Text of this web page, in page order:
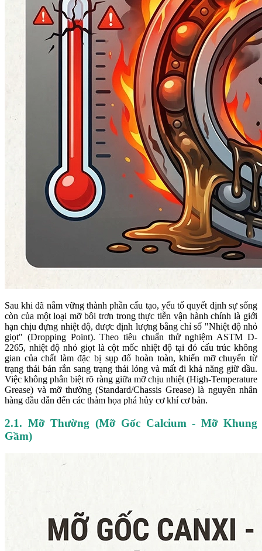
Sau khi đã nắm vững thành phần cấu tạo, yếu tố quyết định sự sống
còn của một loại mỡ bôi trơn trong thực tiễn vận hành chính là giới
hạn chịu đựng nhiệt độ, được định lượng bằng chỉ số "Nhiệt độ nhỏ
giọt" (Dropping Point). Theo tiêu chuẩn thử nghiệm ASTM D-
2265, nhiệt độ nhỏ giọt là cột mốc nhiệt độ tại đó cấu trúc không
gian của chất làm đặc bị sụp đổ hoàn toàn, khiến mỡ chuyển từ
trạng thái bán rắn sang trạng thái lỏng và mất đi khả năng giữ dầu.
Việc không phân biệt rõ ràng giữa mỡ chịu nhiệt (High-Temperature
Grease) và mỡ thường (Standard/Chassis Grease) là nguyên nhân
hàng đầu dẫn đến các thảm họa phá hủy cơ khí cơ bản.
2.1. Mỡ Thường (Mỡ Gốc Calcium - Mỡ Khung
Gầm)